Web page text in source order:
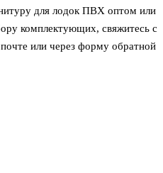
для лодок ПВХ оптом или
комплектующих, свяжитесь с
или через форму обратной